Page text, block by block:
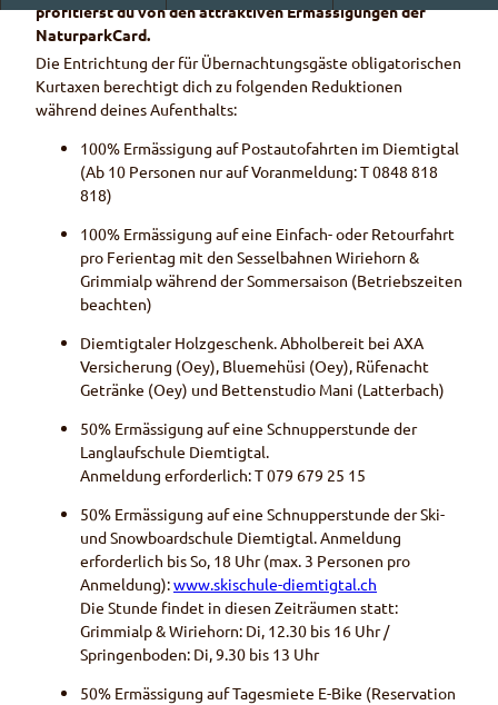
profitierst du von den attraktiven Ermässigungen der
NaturparkCard.
Die Entrichtung der für Übernachtungsgäste obligatorischen
Kurtaxen berechtigt dich zu folgenden Reduktionen
während deines Aufenthalts:
100% Ermässigung auf Postautofahrten im Diemtigtal
(Ab 10 Personen nur auf Voranmeldung: T 0848 818
818)
100% Ermässigung auf eine Einfach- oder Retourfahrt
pro Ferientag mit den Sesselbahnen Wiriehorn &
Grimmialp während der Sommersaison (Betriebszeiten
beachten)
Diemtigtaler Holzgeschenk. Abholbereit bei AXA
Versicherung (Oey), Bluemehüsi (Oey), Rüfenacht
Getränke (Oey) und Bettenstudio Mani (Latterbach)
50% Ermässigung auf eine Schnupperstunde der
Langlaufschule Diemtigtal.
Anmeldung erforderlich: T 079 679 25 15
50% Ermässigung auf eine Schnupperstunde der Ski-
und Snowboardschule Diemtigtal. Anmeldung
erforderlich bis So, 18 Uhr (max. 3 Personen pro
Anmeldung):www.skischule-diemtigtal.ch
Die Stunde findet in diesen Zeiträumen statt:
Grimmialp & Wiriehorn: Di, 12.30 bis 16 Uhr /
Springenboden: Di, 9.30 bis 13 Uhr
50% Ermässigung auf Tagesmiete E-Bike (Reservation